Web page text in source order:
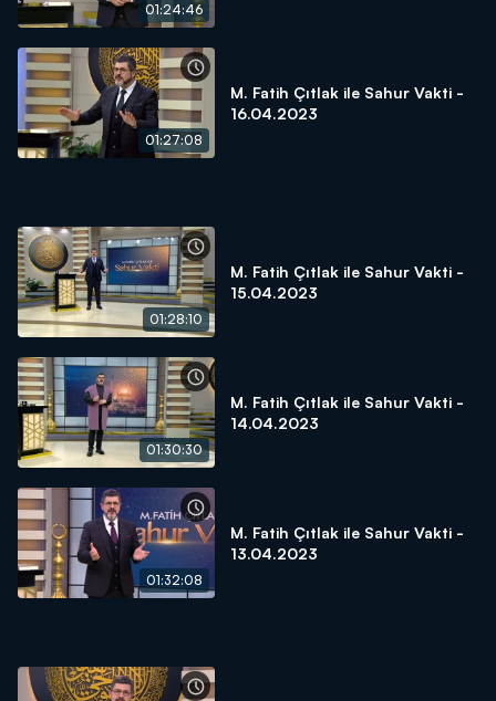
01:24:46
01:27:08
M. Fatih Çıtlak ile Sahur Vakti -
16.04.2023
01:28:10
M. Fatih Çıtlak ile Sahur Vakti -
15.04.2023
01:30:30
M. Fatih Çıtlak ile Sahur Vakti -
14.04.2023
01:32:08
M. Fatih Çıtlak ile Sahur Vakti -
13.04.2023